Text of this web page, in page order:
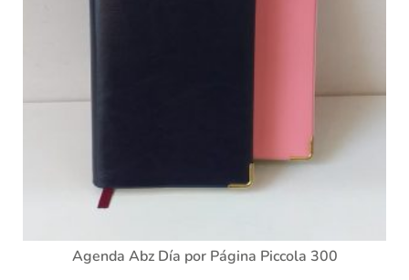
Agenda Abz Día por Página Piccola 300